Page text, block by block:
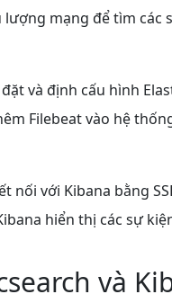
mạng để tìm các
và định cấu hình
Filebeat vào hệ
nối với Kibana bằng
hiển thị các sự
và